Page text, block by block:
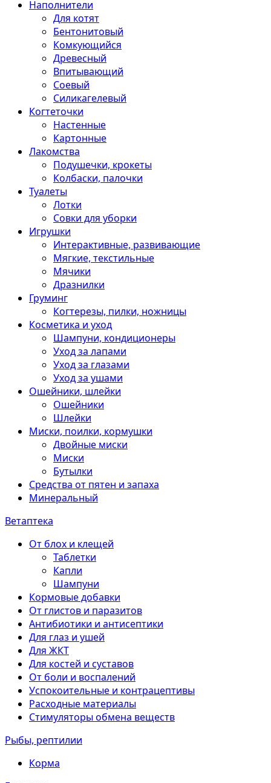
Наполнители
Для котят
Бентонитовый
Комкующийся
Древесный
Впитывающий
Соевый
Силикагелевый
Когтеточки
Настенные
Картонные
Лакомства
Подушечки, крокеты
Колбаски, палочки
Туалеты
Лотки
Совки для уборки
Игрушки
Интерактивные, развивающие
Мягкие, текстильные
Мячики
Дразнилки
Груминг
Когтерезы, пилки, ножницы
Косметика и уход
Шампуни, кондиционеры
Уход за лапами
Уход за глазами
Уход за ушами
Ошейники, шлейки
Ошейники
Шлейки
Миски, поилки, кормушки
Двойные миски
Миски
Бутылки
Средства от пятен и запаха
Минеральный
Ветаптека
От блох и клещей
Таблетки
Капли
Шампуни
Кормовые добавки
От глистов и паразитов
Антибиотики и антисептики
Для глаз и ушей
Для ЖКТ
Для костей и суставов
От боли и воспалений
Успокоительные и контрацептивы
Расходные материалы
Стимуляторы обмена веществ
Рыбы, рептилии
Корма